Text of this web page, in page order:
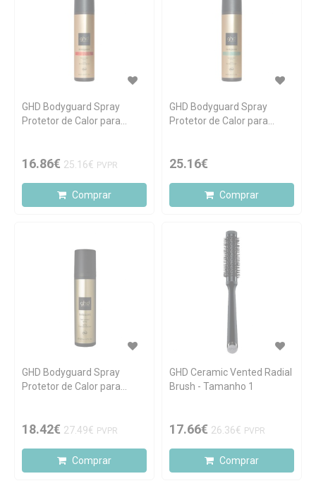
GHD Bodyguard Spray
Protetor de Calor para
16.86€ 25.16€ PVPR
Comprar
GHD Bodyguard Spray
Protetor de Calor para
25.16€
Comprar
GHD Bodyguard Spray
Protetor de Calor para
18.42€ 27.49€ PVPR
Comprar
GHD Ceramic Vented Radial
Brush - Tamanho 1
17.66€ 26.36€ PVPR
Comprar